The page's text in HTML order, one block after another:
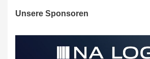
Unsere Sponsoren